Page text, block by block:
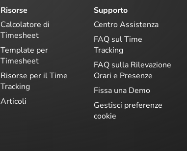
Risorse
Calcolatore di
Timesheet
Template per
Timesheet
Risorse per il Time
Tracking
Articoli
Supporto
Centro Assistenza
FAQ sul Time
Tracking
FAQ sulla Rilevazione
Orari e Presenze
Fissa una Demo
Gestisci preferenze
cookie